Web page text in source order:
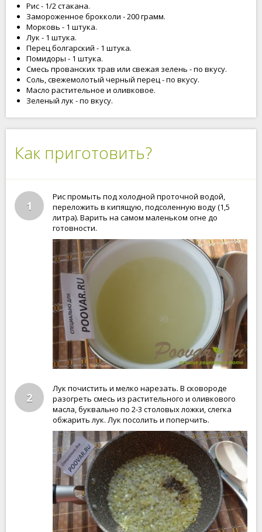
Рис - 1/2 стакана.
Замороженное брокколи - 200 грамм.
Морковь - 1 штука.
Лук - 1 штука.
Перец болгарский - 1 штука.
Помидоры - 1 штука.
Смесь прованских трав или свежая зелень - по вкусу.
Соль, свежемолотый черный перец - по вкусу.
Масло растительное и оливковое.
Зеленый лук - по вкусу.
Как приготовить?
1
Рис промыть под холодной проточной водой,
переложить в кипящую, подсоленную воду (1,5
литра). Варить на самом маленьком огне до
готовности.
2
Лук почистить и мелко нарезать. В сковороде
разогреть смесь из растительного и оливкового
масла, буквально по 2-3 столовых ложки, слегка
обжарить лук. Лук посолить и поперчить.